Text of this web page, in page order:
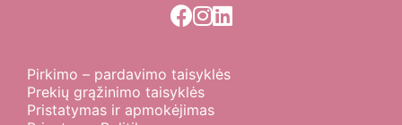
Pirkimo – pardavimo taisyklės
Prekių grąžinimo taisyklės
Pristatymas ir apmokėjimas